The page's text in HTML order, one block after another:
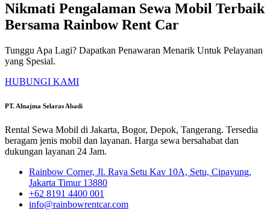
Nikmati Pengalaman Sewa Mobil Terbaik
Bersama Rainbow Rent Car
Tunggu Apa Lagi? Dapatkan Penawaran Menarik Untuk Pelayanan
yang Spesial.
HUBUNGI KAMI
PT. Alnajma Selaras Abadi
Rental Sewa Mobil di Jakarta, Bogor, Depok, Tangerang. Tersedia
beragam jenis mobil dan layanan. Harga sewa bersahabat dan
dukungan layanan 24 Jam.
Rainbow Corner, Jl. Raya Setu Kav 10A, Setu, Cipayung,
Jakarta Timur 13880
+62 8191 4400 001
info@rainbowrentcar.com